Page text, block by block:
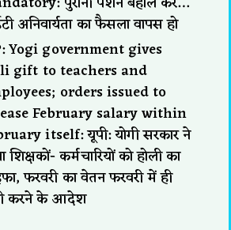
अनिवार्यता का फैसला वापस हो
Yogi government gives
gift to teachers and
orders issued to
February salary within
itself: यूपी: योगी सरकार ने
शिक्षकों- कर्मचारियों को होली का
फरवरी का वेतन फरवरी में ही
करने के आदेश